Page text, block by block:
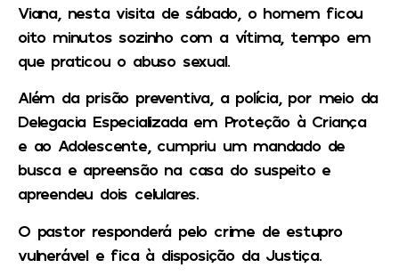
Viana, nesta visita de sábado, o homem ficou
oito minutos sozinho com a vítima, tempo em
que praticou o abuso sexual.
Além da prisão preventiva, a polícia, por meio da
Delegacia Especializada em Proteção à Criança
e ao Adolescente, cumpriu um mandado de
busca e apreensão na casa do suspeito e
apreendeu dois celulares.
O pastor responderá pelo crime de estupro
vulnerável e fica à disposição da Justiça.